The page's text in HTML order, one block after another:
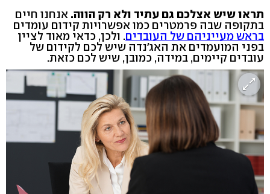
תראו שיש אצלכם גם עתיד ולא רק הווה. אנחנו חיים
בתקופה שבה פרמטרים כמו אפשרויות קידום עומדים
בראש מעייניהם של העובדים. ולכן, כדאי מאוד לציין
בפני המועמדים את האג'נדה שיש לכם לקידום של
עובדים קיימים, במידה, כמובן, שיש לכם כזאת.